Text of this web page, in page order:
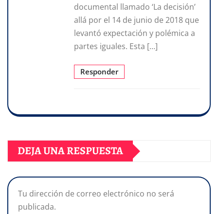
documental llamado ‘La decisión’
allá por el 14 de junio de 2018 que
levantó expectación y polémica a
partes iguales. Esta […]
Responder
DEJA UNA RESPUESTA
Tu dirección de correo electrónico no será
publicada.